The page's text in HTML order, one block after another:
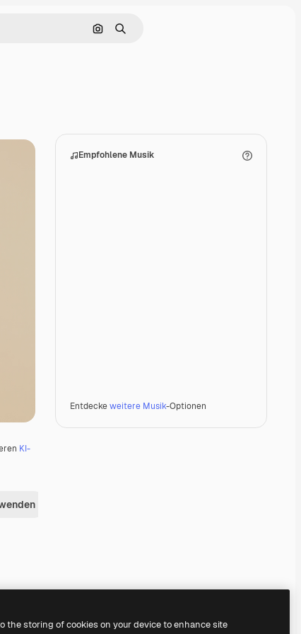
Nach Bild suchen
Suchen
KI-
Empfohlene Musik
Entdeckeweitere Musik-Optionen
Premium
Premium
the storing of cookies on your device to enhance site